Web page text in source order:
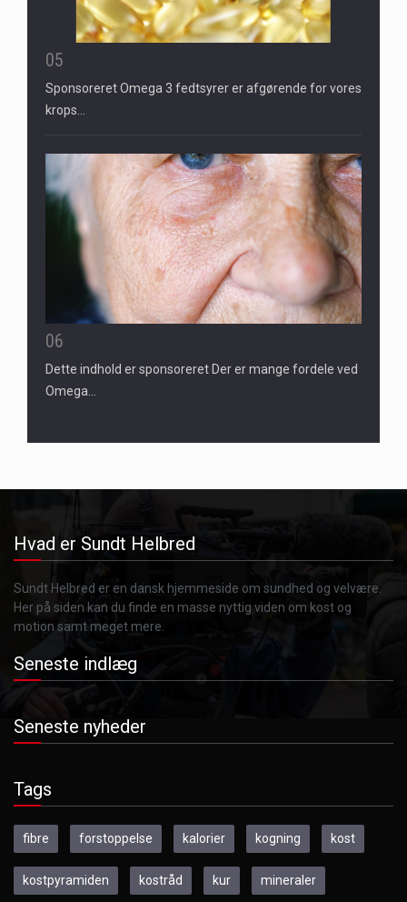
05
Sponsoreret Omega 3 fedtsyrer er afgørende for vores
krops…
06
Dette indhold er sponsoreret Der er mange fordele ved
Omega…
Hvad er Sundt Helbred
Sundt Helbred er en dansk hjemmeside om sundhed og velvære.
Her på siden kan du finde en masse nyttig viden om kost og
motion samt meget mere.
Seneste indlæg
Seneste nyheder
Tags
fibre forstoppelse kalorier kogning kost
kostpyramiden kostråd kur mineraler